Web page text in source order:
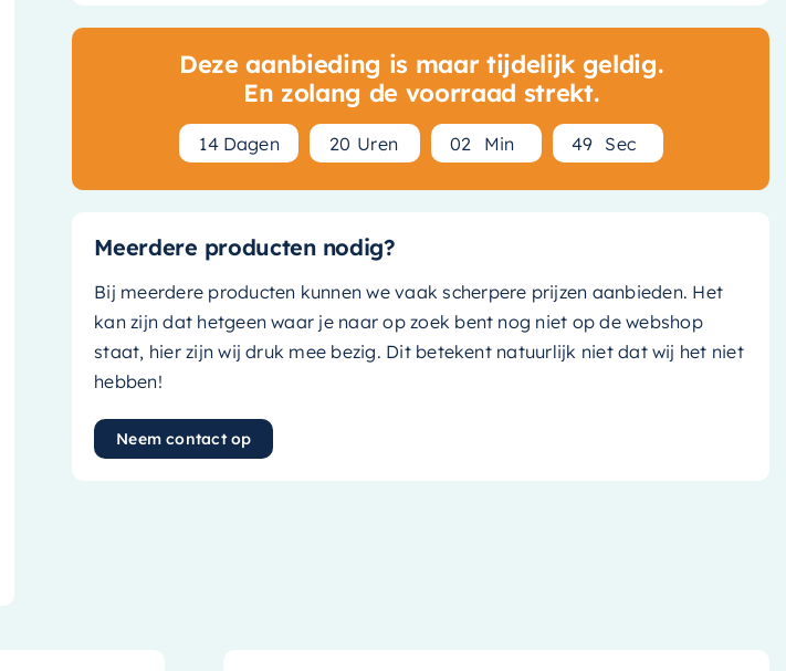
Deze aanbieding is maar tijdelijk geldig.
En zolang de voorraad strekt.
14 Dagen 20 Uren 02 Min 48 Sec
Meerdere producten nodig?
Bij meerdere producten kunnen we vaak scherpere prijzen aanbieden. Het
kan zijn dat hetgeen waar je naar op zoek bent nog niet op de webshop
staat, hier zijn wij druk mee bezig. Dit betekent natuurlijk niet dat wij het niet
hebben!
Neem contact op